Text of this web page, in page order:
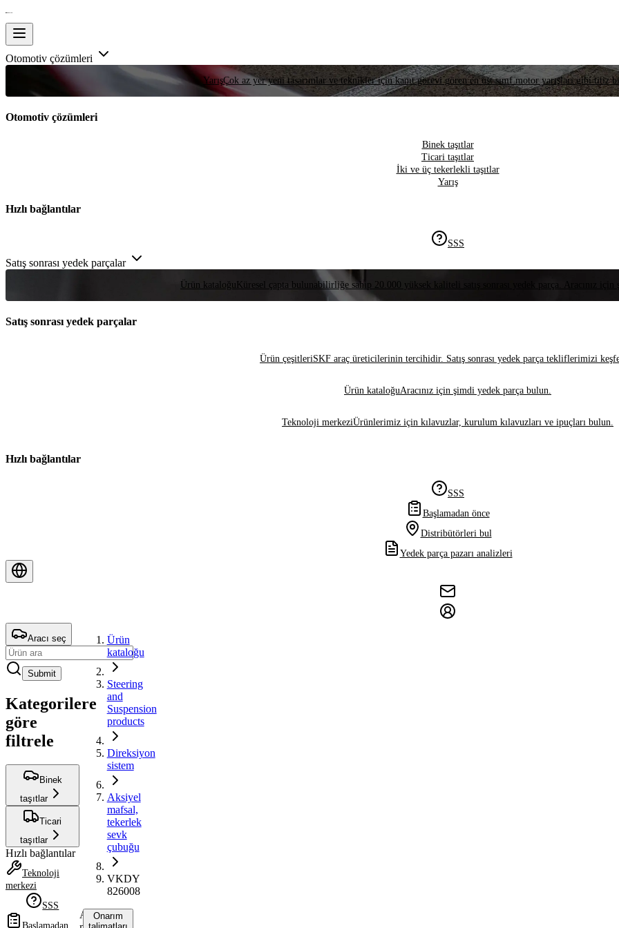
Otomotiv çözümleri
YarışÇok az yer yeni tasarımlar ve teknikler için kanıt görevi gören en üst sınıf motor yarışları gibi titiz
Otomotiv çözümleri
Binek taşıtlar
Ticari taşıtlar
İki ve üç tekerlekli taşıtlar
Yarış
Hızlı bağlantılar
SSS
Satış sonrası yedek parçalar
Ürün kataloğu Küresel çapta bulunabilirliğe sahip 20.000 yüksek kaliteli satış sonrası yedek parça. Aracınız
Satış sonrası yedek parçalar
Ürün çeşitleriSKF araç üreticilerinin tercihidir. Satış sonrası yedek parça tekliflerimizi
Ürün kataloğuAracınız için şimdi yedek parça bulun.
Teknoloji merkeziÜrünlerimiz için kılavuzlar, kurulum kılavuzları ve ipuçları bulun.
Hızlı bağlantılar
SSS
Başlamadan önce
Distribütörleri bul
Yedek parça pazarı analizleri
Aracı seç
Submit
Kategorilere
göre
filtrele
Binek
taşıtlar
Ticari
taşıtlar
Hızlı bağlantılar
Teknoloji
merkezi
SSS
Başlamadan
Ürün
kataloğu
Steering
and
Suspension
products
Direksiyon
sistem
Aksiyel
mafsal,
tekerlek
sevk
çubuğu
VKDY
826008
Aksiyel
Onarım